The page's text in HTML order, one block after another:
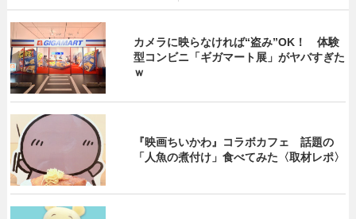
カメラに映らなければ“盗み”OK！ 体験
型コンビニ「ギガマート展」がヤバすぎた
ｗ
『映画ちいかわ』コラボカフェ 話題の
「人魚の煮付け」食べてみた〈取材レポ〉